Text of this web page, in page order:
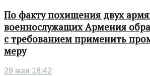
По факту похищения двух
военнослужащих Армения
с требованием применить
меру
29 мая 18:42